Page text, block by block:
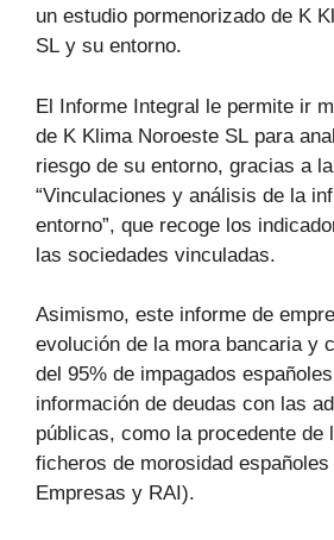
un estudio pormenorizado de K
SL y su entorno.
El Informe Integral le permite ir
de K Klima Noroeste SL para
riesgo de su entorno, gracias a
“Vinculaciones y análisis de la
entorno”, que recoge los
las sociedades vinculadas.
Asimismo, este informe de
evolución de la mora bancaria y
del 95% de impagados
información de deudas con las
públicas, como la procedente de
ficheros de morosidad
Empresas y RAI).